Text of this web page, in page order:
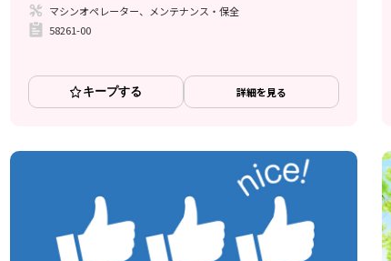
マシンオペレーター、メンテナンス・保全
58261-00
キープする 詳細を見る